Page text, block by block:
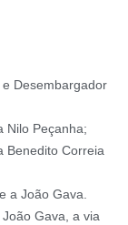
Desembargador
Nilo Peçanha;
Benedito Correia
a João Gava.
Gava, a via